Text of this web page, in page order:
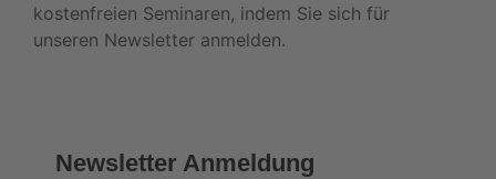
kostenfreien Seminaren, indem Sie sich für
unseren Newsletter anmelden.
Newsletter Anmeldung